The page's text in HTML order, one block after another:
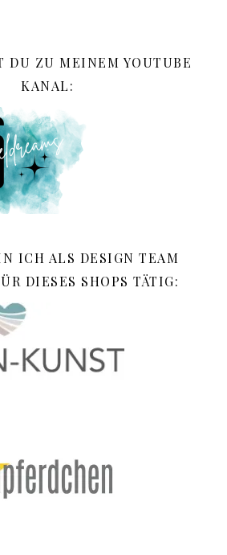
DU ZU MEINEM YOUTUBE
KANAL:
ICH ALS DESIGN TEAM
DIESES SHOPS TÄTIG: